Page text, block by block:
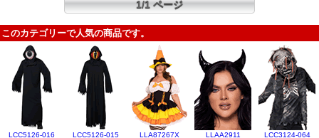
1/1 ページ
このカテゴリーで人気の商品です。
LCC5126-016 LCC5126-015 LLA87267X LLAA2911 LCC3124-064